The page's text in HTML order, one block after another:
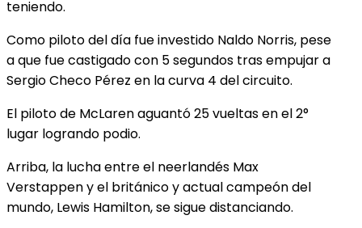
teniendo.
Como piloto del día fue investido Naldo Norris, pese
a que fue castigado con 5 segundos tras empujar a
Sergio Checo Pérez en la curva 4 del circuito.
El piloto de McLaren aguantó 25 vueltas en el 2°
lugar logrando podio.
Arriba, la lucha entre el neerlandés Max
Verstappen y el británico y actual campeón del
mundo, Lewis Hamilton, se sigue distanciando.